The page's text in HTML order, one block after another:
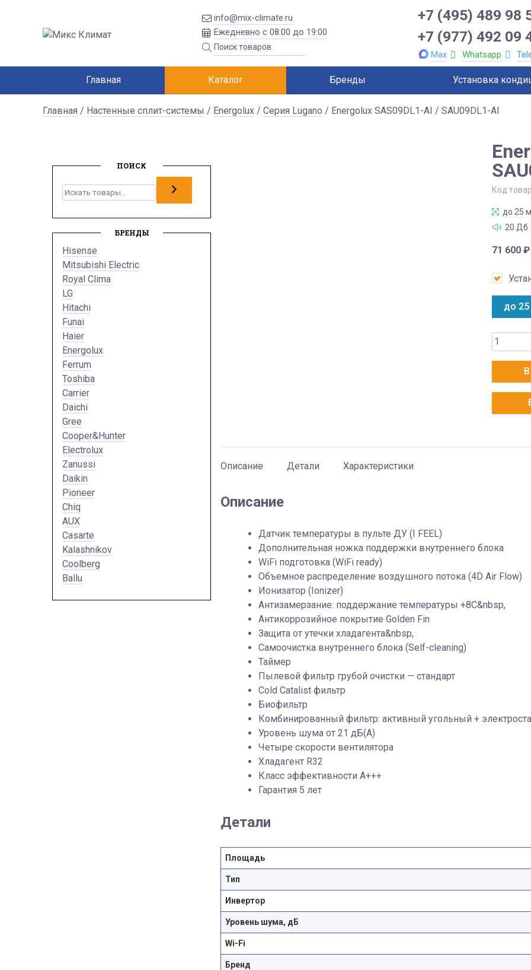
info@mix-climate.ru
Ежедневно с 08:00 до 19:00
+7 (495) 489 98
+7 (977) 492 09
Max Whatsapp
Главная Каталог Бренды Установка
Главная / Настенные сплит-системы / Energolux / Серия Lugano / Energolux SAS09DL1-AI / SAU09DL1-AI
Код
до 25
20 Дб
71 600 ₽
до 25
товара
AI
Описание Детали Характеристики
Описание
Датчик температуры в пульте ДУ (I FEEL)
Дополнительная ножка поддержки внутреннего блока
WiFi подготовка (WiFi ready)
Объемное распределение воздушного потока (4D Air Flow)
Ионизатор (Ionizer)
Антизамерзание: поддержание температуры +8С&nbsp,
Антикоррозийное покрытие Golden Fin
Защита от утечки хладагента&nbsp,
Самоочистка внутреннего блока (Self-cleaning)
Таймер
Пылевой фильтр грубой очистки — стандарт
Cold Catalist фильтр
Биофильтр
Комбинированный фильтр: активный угольный +
Уровень шума от 21 дБ(А)
Четыре скорости вентилятора
Хладагент R32
Класс эффективности A+++
Гарантия 5 лет
Детали
Площадь
Тип
Инвертор
Уровень шума, дБ
Wi-Fi
Бренд
ПОИСК
Поиск
БРЕНДЫ
Hisense
Mitsubishi Electric
Royal Clima
LG
Hitachi
Funai
Haier
Energolux
Ferrum
Toshiba
Carrier
Daichi
Gree
Cooper&Hunter
Electrolux
Zanussi
Daikin
Pioneer
Chiq
AUX
Casarte
Kalashnikov
Coolberg
Ballu